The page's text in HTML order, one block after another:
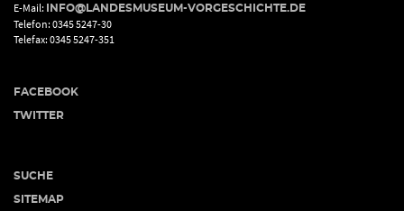
E-Mail:
INFO@LANDESMUSEUM-VORGESCHICHTE.DE
Telefon: 0345 5247-30
Telefax: 0345 5247-351
FACEBOOK
TWITTER
SUCHE
SITEMAP